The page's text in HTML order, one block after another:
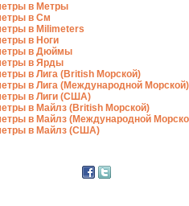
в Метры
в См
в Milimeters
в Ноги
в Дюймы
в Ярды
в Лига (British Морской)
в Лига (Международной Морской)
в Лиги (США)
в Майлз (British Морской)
в Майлз (Международной
в Майлз (США)